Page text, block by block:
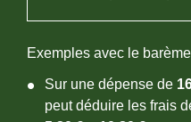
Exemples avec le
Sur une dépense de
peut déduire les frais